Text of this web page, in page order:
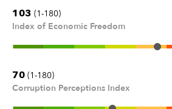
70 (1-180)
Corruption Perceptions Index
103 (1-180)
Index of Economic Freedom